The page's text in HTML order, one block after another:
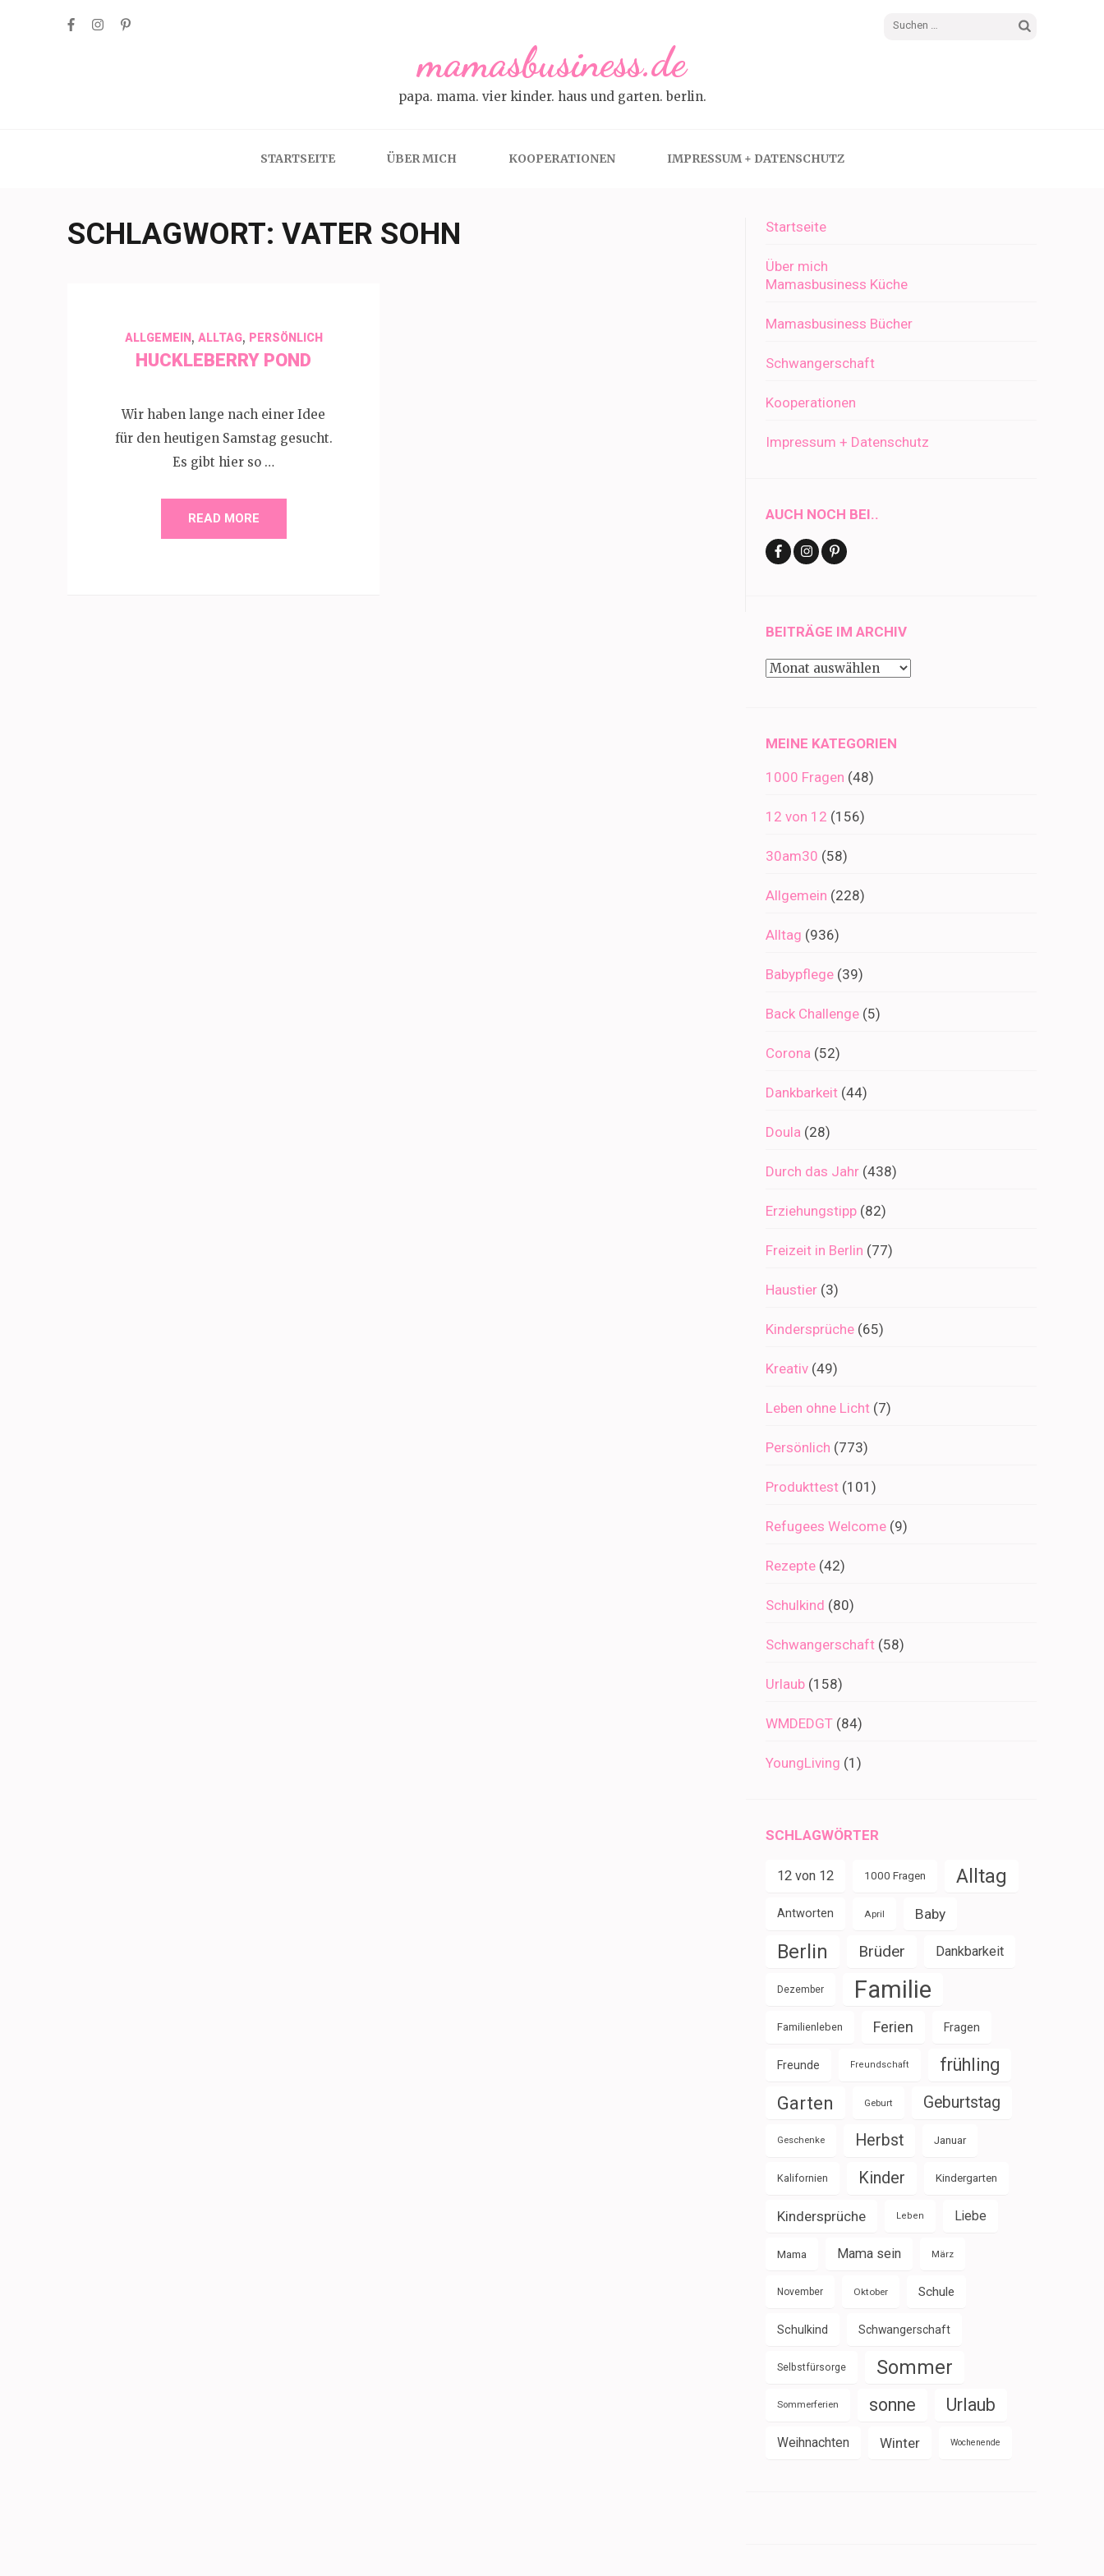
Suchen
mamasbusiness.de
papa. mama. vier kinder. haus und garten. berlin.
STARTSEITE ÜBER MICH KOOPERATIONEN IMPRESSUM + DATENSCHUTZ
SCHLAGWORT: VATER SOHN
ALLGEMEIN, ALLTAG, PERSÖNLICH
HUCKLEBERRY POND
Wir haben lange nach einer Idee
für den heutigen Samstag gesucht.
Es gibt hier so …
READ MORE
Startseite
Über mich
Mamasbusiness Küche
Mamasbusiness Bücher
Schwangerschaft
Kooperationen
Impressum + Datenschutz
AUCH NOCH BEI..
BEITRÄGE IM ARCHIV
Beiträge
MEINE KATEGORIEN
1000 Fragen (48)
12 von 12 (156)
30am30 (58)
Allgemein (228)
Alltag (936)
Babypflege (39)
Back Challenge (5)
Corona (52)
Dankbarkeit (44)
Doula (28)
Durch das Jahr (438)
Erziehungstipp (82)
Freizeit in Berlin (77)
Haustier (3)
Kindersprüche (65)
Kreativ (49)
Leben ohne Licht (7)
Persönlich (773)
Produkttest (101)
Refugees Welcome (9)
Rezepte (42)
Schulkind (80)
Schwangerschaft (58)
Urlaub (158)
WMDEDGT (84)
YoungLiving (1)
SCHLAGWÖRTER
12 von 12 1000 Fragen Alltag
Antworten April Baby
Berlin Brüder Dankbarkeit
Dezember Familie
Familienleben Ferien Fragen
Freunde Freundschaft frühling
Garten Geburt Geburtstag
Geschenke Herbst Januar
Kalifornien Kinder Kindergarten
Kindersprüche Leben Liebe
Mama Mama sein März
November Oktober Schule
Schulkind Schwangerschaft
Selbstfürsorge Sommer
Sommerferien sonne Urlaub
Weihnachten Winter Wochenende